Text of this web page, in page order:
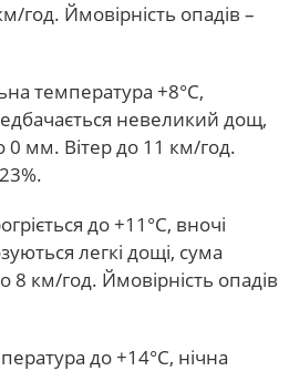
год. Ймовірність опадів –
температура +8°С,
невеликий дощ,
0 мм. Вітер до 11 км/год.
до +11°С, вночі
легкі дощі, сума
8 км/год. Ймовірність опадів
до +14°С, нічна